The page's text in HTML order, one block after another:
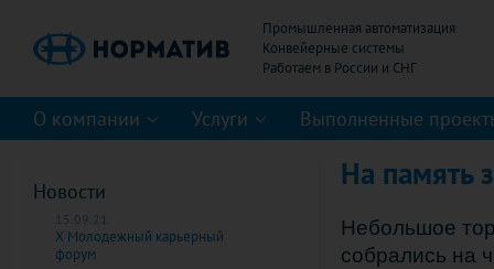
Промышленная автоматизация
Конвейерные системы
О компании Услуги Выполненные
Новости
15.09.21
Х Молодежный карьерный
форум
На память
Небольшое
собрались на